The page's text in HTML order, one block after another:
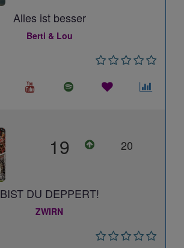
Alles ist besser
Berti & Lou
19 20
BIST DU DEPPERT!
ZWIRN